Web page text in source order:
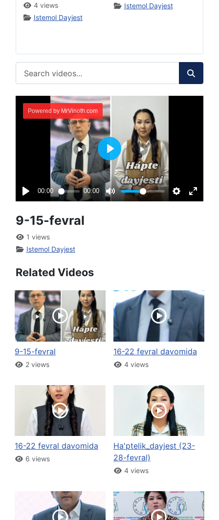
4 views
Istemol Dayjest
Istemol Dayjest
9-15-fevral
1 views
Istemol Dayjest
Related Videos
9-15-fevral
2 views
16-22 fevral davomida
4 views
16-22 fevral davomida
6 views
Ha'ptelik_dayjest (23-
28-fevral)
4 views